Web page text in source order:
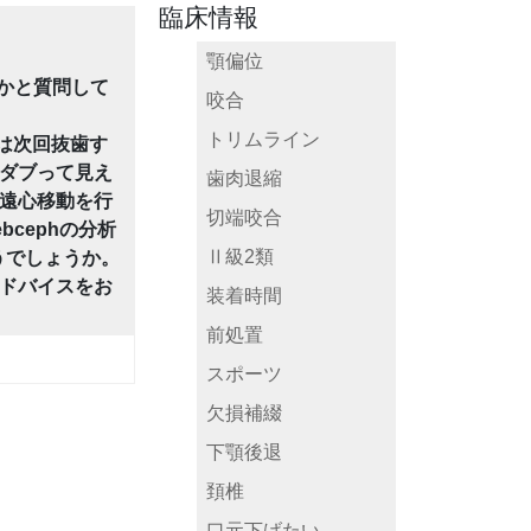
と質問して
次回抜歯す
ブって見え
心移動を行
の分析
しょうか。
バイスをお
臨床情報
顎偏位
咬合
トリムライン
歯肉退縮
切端咬合
Ⅱ級2類
装着時間
前処置
スポーツ
欠損補綴
下顎後退
頚椎